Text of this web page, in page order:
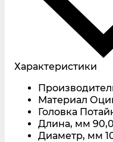
Характеристики
Материал
Головка
Длина, мм
Диаметр, мм